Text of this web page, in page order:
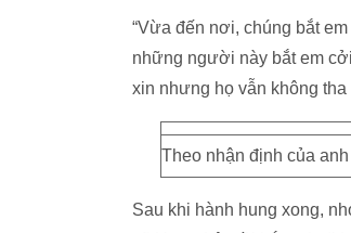
“Vừa đến nơi, chúng bắt
những người này bắt em
xin nhưng họ vẫn không
Theo nhận định của
Sau khi hành hung xong,